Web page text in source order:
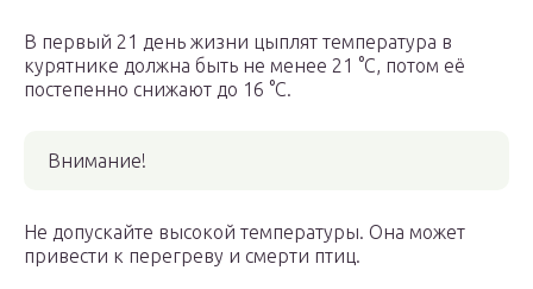
В первый 21 день жизни цыплят температура в
курятнике должна быть не менее 21 °С, потом её
постепенно снижают до 16 °С.
Внимание!
Не допускайте высокой температуры. Она может
привести к перегреву и смерти птиц.